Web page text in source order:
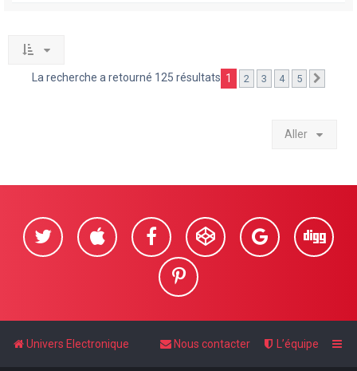
La recherche a retourné 125 résultats 1 2 3 4 5
Aller
Univers Electronique L’équipe
Nous contacter